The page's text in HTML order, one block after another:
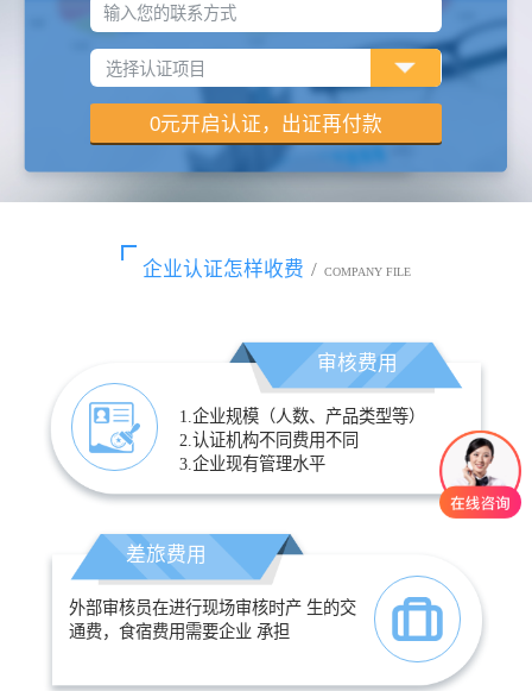
输入您的联系方式
企业认证怎样收费 / COMPANY FILE
审核费用
1.企业规模（人数、产品类型等）
2.认证机构不同费用不同
3.企业现有管理水平
差旅费用
外部审核员在进行现场审核时产 生的交
通费，食宿费用需要企业 承担